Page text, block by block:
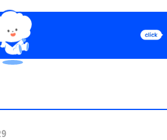
Podcast